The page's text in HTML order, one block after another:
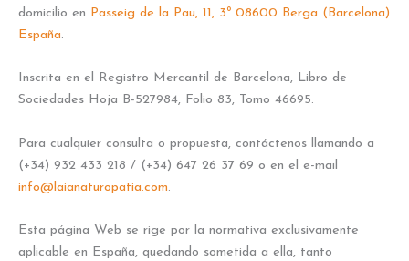
domicilio en Passeig de la Pau, 11, 3º 08600 Berga (Barcelona)
España.
Inscrita en el Registro Mercantil de Barcelona, Libro de
Sociedades Hoja B-527984, Folio 83, Tomo 46695.
Para cualquier consulta o propuesta, contáctenos llamando a
(+34) 932 433 218 / (+34) 647 26 37 69 o en el e-mail
info@laianaturopatia.com.
Esta página Web se rige por la normativa exclusivamente
aplicable en España, quedando sometida a ella, tanto